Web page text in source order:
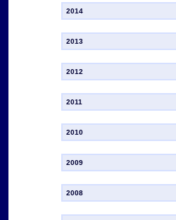
2014
2013
2012
2011
2010
2009
2008